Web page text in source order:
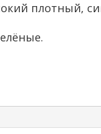
плотный,